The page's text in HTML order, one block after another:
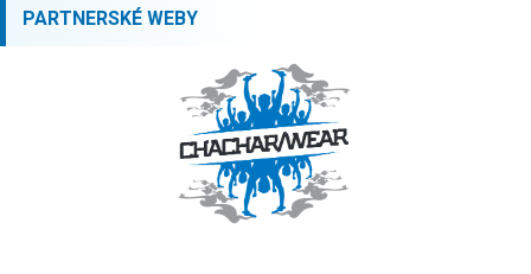
PARTNERSKÉ WEBY